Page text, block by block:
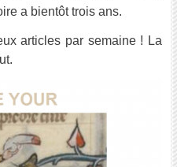
a bientôt trois ans.
articles par semaine ! La